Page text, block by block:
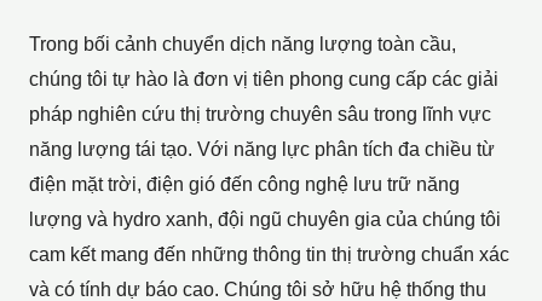
Trong bối cảnh chuyển dịch năng lượng toàn cầu,
chúng tôi tự hào là đơn vị tiên phong cung cấp các giải
pháp nghiên cứu thị trường chuyên sâu trong lĩnh vực
năng lượng tái tạo. Với năng lực phân tích đa chiều từ
điện mặt trời, điện gió đến công nghệ lưu trữ năng
lượng và hydro xanh, đội ngũ chuyên gia của chúng tôi
cam kết mang đến những thông tin thị trường chuẩn xác
và có tính dự báo cao. Chúng tôi sở hữu hệ thống thu